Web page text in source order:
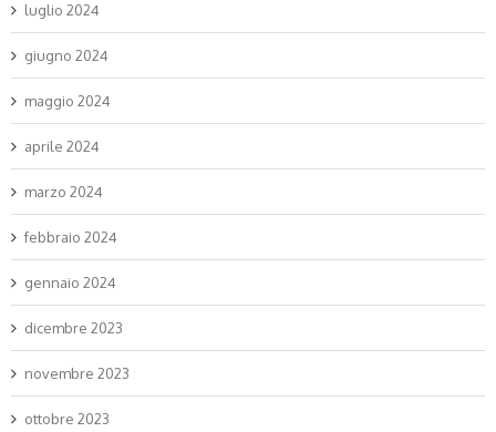
luglio 2024
giugno 2024
maggio 2024
aprile 2024
marzo 2024
febbraio 2024
gennaio 2024
dicembre 2023
novembre 2023
ottobre 2023